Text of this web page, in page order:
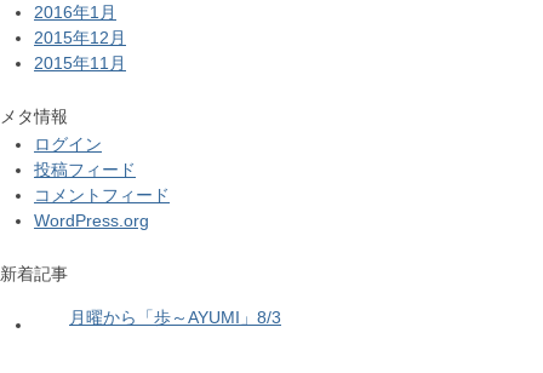
2016年1月
2015年12月
2015年11月
メタ情報
ログイン
投稿フィード
コメントフィード
WordPress.org
新着記事
月曜から「歩～AYUMI」8/3